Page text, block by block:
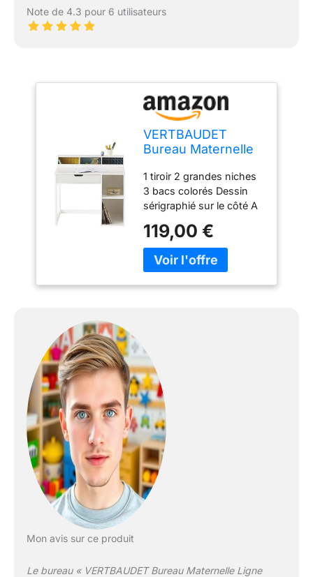
Note de 4.3 pour 6 utilisateurs
VERTBAUDET
Bureau Maternelle
1 tiroir 2 grandes niches
3 bacs colorés Dessin
sérigraphié sur le côté A
119,00 €
Mon avis sur ce produit
Le bureau « VERTBAUDET Bureau Maternelle Ligne